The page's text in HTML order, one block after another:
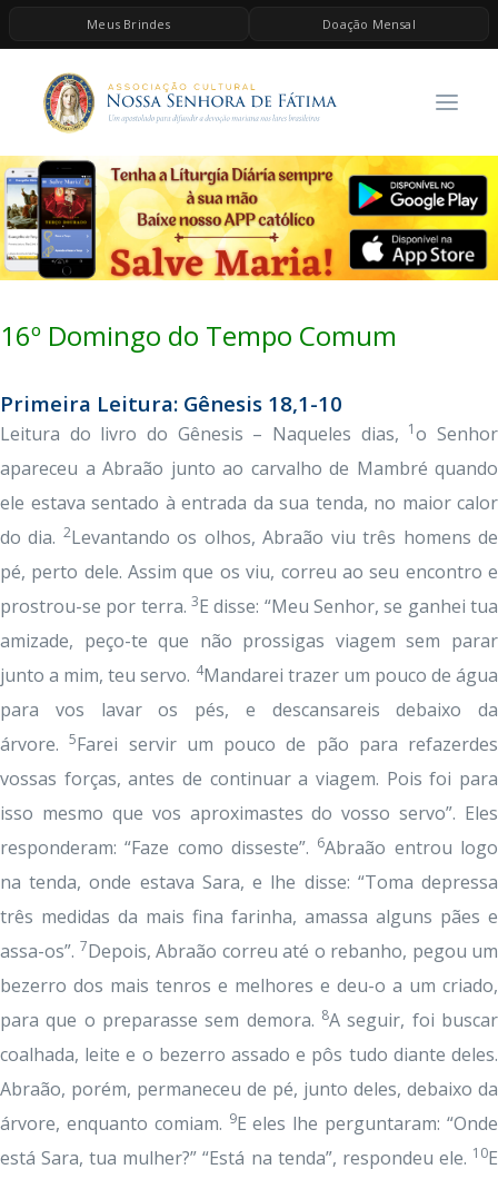
Meus Brindes Doação Mensal
HOME
A ASSOCIAÇÃO
CONTEÚDOS DE MARIA
ESPIRITUALIDADE
AS MELHORES MÚSICAS CATÓLICAS
BRINDES
QUERO DOAR
16º Domingo do Tempo Comum
Primeira Leitura: Gênesis 18,1-10
Leitura do livro do Gênesis – Naqueles dias, 1o Senhor
apareceu a Abraão junto ao carvalho de Mambré quando
ele estava sentado à entrada da sua tenda, no maior calor
do dia. 2Levantando os olhos, Abraão viu três homens de
pé, perto dele. Assim que os viu, correu ao seu encontro e
prostrou-se por terra. 3E disse: “Meu Senhor, se ganhei tua
amizade, peço-te que não prossigas viagem sem parar
junto a mim, teu servo. 4Mandarei trazer um pouco de água
para vos lavar os pés, e descansareis debaixo da
árvore.5Farei servir um pouco de pão para refazerdes
vossas forças, antes de continuar a viagem. Pois foi para
isso mesmo que vos aproximastes do vosso servo”. Eles
responderam: “Faze como disseste”. 6Abraão entrou logo
na tenda, onde estava Sara, e lhe disse: “Toma depressa
três medidas da mais fina farinha, amassa alguns pães e
assa-os”. 7Depois, Abraão correu até o rebanho, pegou um
bezerro dos mais tenros e melhores e deu-o a um criado,
para que o preparasse sem demora. 8A seguir, foi buscar
coalhada, leite e o bezerro assado e pôs tudo diante deles.
Abraão, porém, permaneceu de pé, junto deles, debaixo da
árvore, enquanto comiam. 9E eles lhe perguntaram: “Onde
está Sara, tua mulher?” “Está na tenda”, respondeu ele. 10E